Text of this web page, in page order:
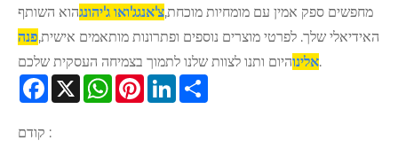
מחפשים ספק אמין עם מומחיות מוכחת,צ'אנגג'ואו ג'יהונגהוא השותף
האידיאלי שלך. לפרטי מוצרים נוספים ופתרונות מותאמים אישית,פנה
אלינוהיום ותנו לצוות שלנו לתמוך בצמיחה העסקית שלכם.
Facebook
X WhatsApp
PinterestLinkedIn
קודם :